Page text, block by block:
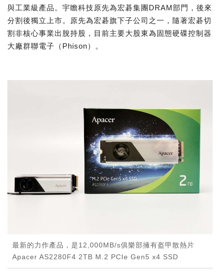
與工業級產品。宇瞻科技原先為宏碁集團DRAM部門，後來
分割後獨立上市。原先為宏碁旗下子公司之一，隨著宏碁切
割非核心事業出脫持股，目前主要大股東為固態硬碟控制器
大廠群聯電子（Phison）。
最新的力作產品，是12,000MB/s俱樂部擁有盔甲散熱片
Apacer AS2280F4 2TB M.2 PCIe Gen5 x4 SSD